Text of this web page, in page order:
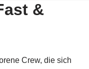
&
Crew, die sich